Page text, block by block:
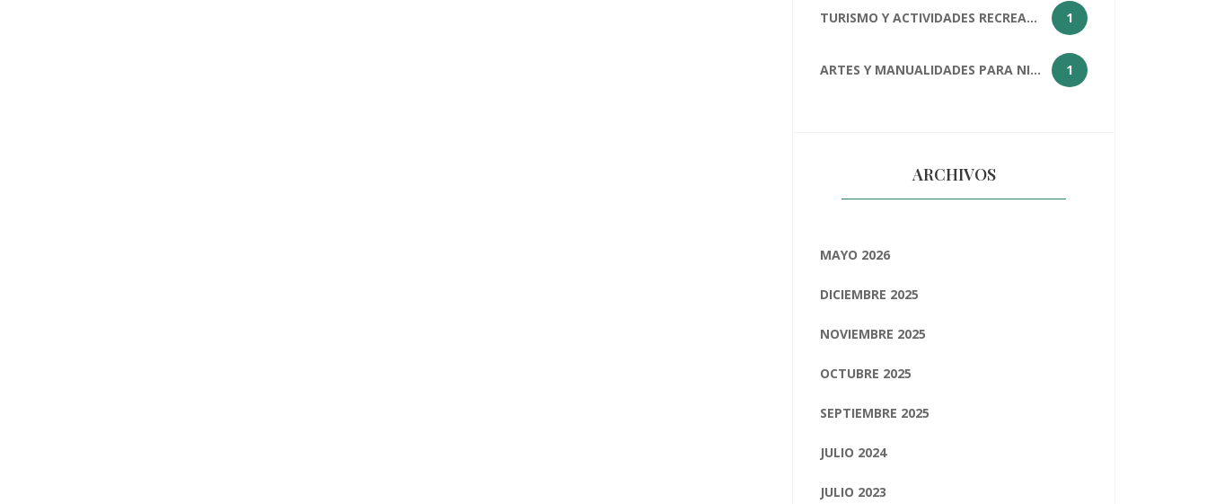
TURISMO Y ACTIVIDADES RECREATIVAS 1
ARTES Y MANUALIDADES PARA NIÑOS 1
ARCHIVOS
MAYO 2026
DICIEMBRE 2025
NOVIEMBRE 2025
OCTUBRE 2025
SEPTIEMBRE 2025
JULIO 2024
JULIO 2023